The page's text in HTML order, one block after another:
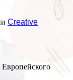
Creative